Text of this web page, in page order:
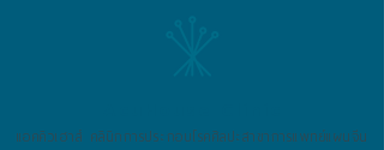
แอคคิวเฮาส์ คลินิกการประกอบโรคศิลปะสาขาการแพทย์แผนจีน